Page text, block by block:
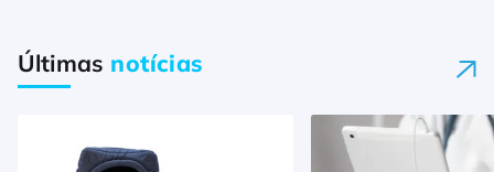
Últimas notícias